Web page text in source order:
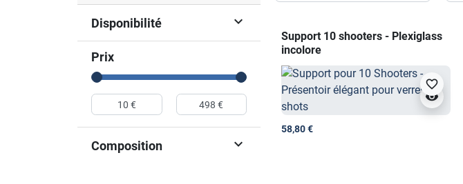
Disponibilité 
Prix
Composition 
Support 10 shooters - Plexiglass
incolore
visibility
favorite_border
58,80 €